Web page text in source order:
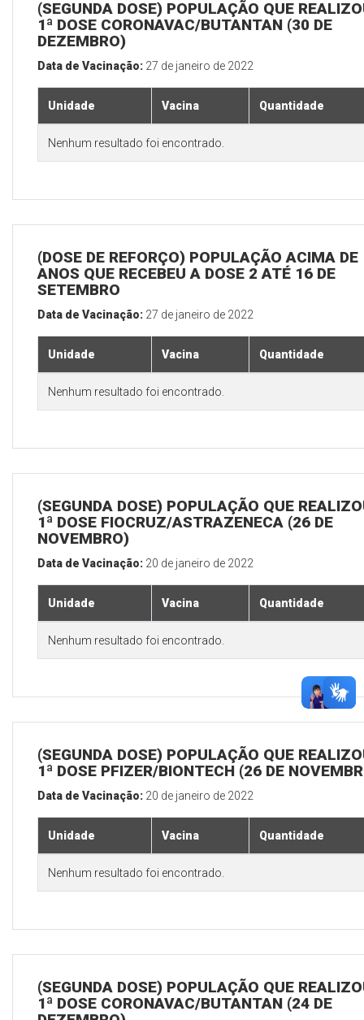
(SEGUNDA DOSE) POPULAÇÃO QUE
1ª DOSE CORONAVAC/BUTANTAN (30 DE
DEZEMBRO)
Data de Vacinação: 27 de janeiro de 2022
Unidade Vacina Quantidade
Nenhum resultado foi encontrado.
(DOSE DE REFORÇO) POPULAÇÃO ACIMA DE
ANOS QUE RECEBEU A DOSE 2 ATÉ 16 DE
SETEMBRO
Data de Vacinação: 27 de janeiro de 2022
Unidade Vacina Quantidade
Nenhum resultado foi encontrado.
(SEGUNDA DOSE) POPULAÇÃO QUE
1ª DOSE FIOCRUZ/ASTRAZENECA (26 DE
NOVEMBRO)
Data de Vacinação: 20 de janeiro de 2022
Unidade Vacina Quantidade
Nenhum resultado foi encontrado.
(SEGUNDA DOSE) POPULAÇÃO QUE
1ª DOSE PFIZER/BIONTECH (26 DE
Data de Vacinação: 20 de janeiro de 2022
Unidade Vacina Quantidade
Nenhum resultado foi encontrado.
(SEGUNDA DOSE) POPULAÇÃO QUE
1ª DOSE CORONAVAC/BUTANTAN (24 DE